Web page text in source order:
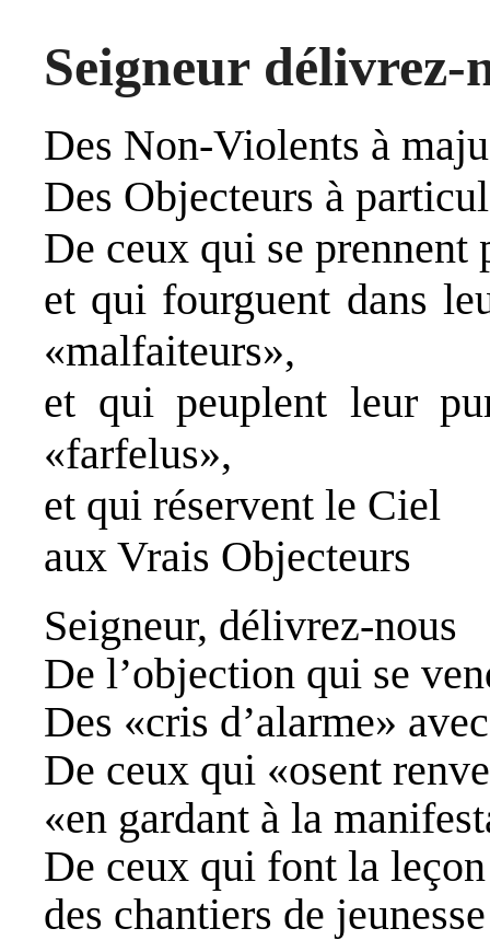
Seigneur délivrez-
Des Non‑Violents à
Des Objecteurs à
De ceux qui se prennent
et qui fourguent dans
«malfaiteurs»,
et qui peuplent leur
«farfelus»,
et qui réservent le Ciel
aux Vrais Objecteurs
Seigneur, délivrez‑nous
De l’objection qui se
Des «cris d’alarme»
De ceux qui «osent
«en gardant à la
De ceux qui font la
des chantiers de